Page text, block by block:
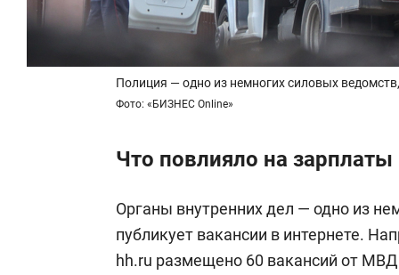
Полиция — одно из немногих силовых
Фото: «БИЗНЕС Online»
Что повлияло на
Органы внутренних дел — одно из
публикует вакансии в интернете.
hh.ru размещено 60 вакансий от